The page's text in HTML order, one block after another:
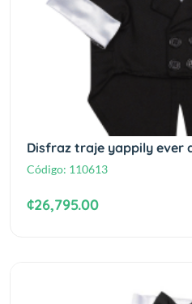
Disfraz traje yappily ever
Código: 110613
¢26,795.00